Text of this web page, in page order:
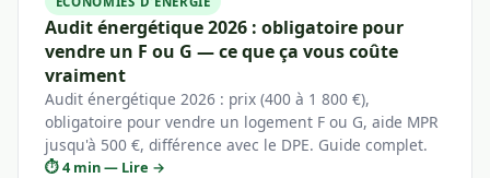
Audit énergétique 2026 : obligatoire pour
vendre un F ou G — ce que ça vous coûte
vraiment
Audit énergétique 2026 : prix (400 à 1 800 €),
obligatoire pour vendre un logement F ou G, aide MPR
jusqu'à 500 €, différence avec le DPE. Guide complet.
⏱ 4 min — Lire →